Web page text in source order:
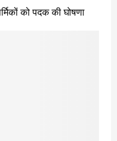
को पदक की घोषणा